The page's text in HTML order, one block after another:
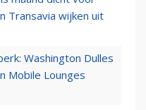
Transavia wijken uit
Washington Dulles
Mobile Lounges